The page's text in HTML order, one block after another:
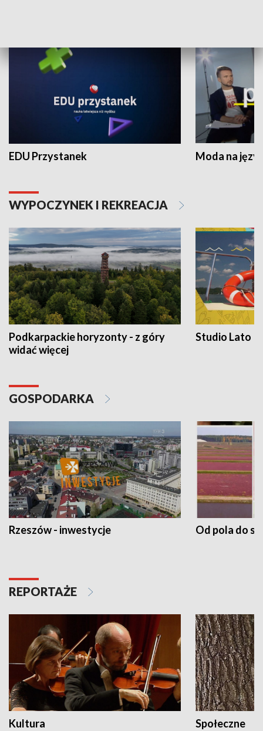
EDU Przystanek Moda na
WYPOCZYNEK I REKREACJA
Podkarpackie horyzonty - z góry
widać więcej
Studio Lato
GOSPODARKA
Rzeszów - inwestycje Od pola do
REPORTAŻE
Kultura Społeczne